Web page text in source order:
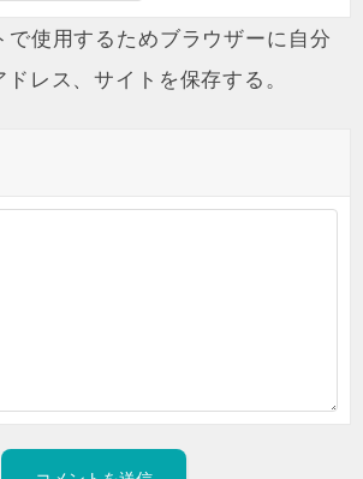
で使用するためブラウザーに自分
レス、サイトを保存する。